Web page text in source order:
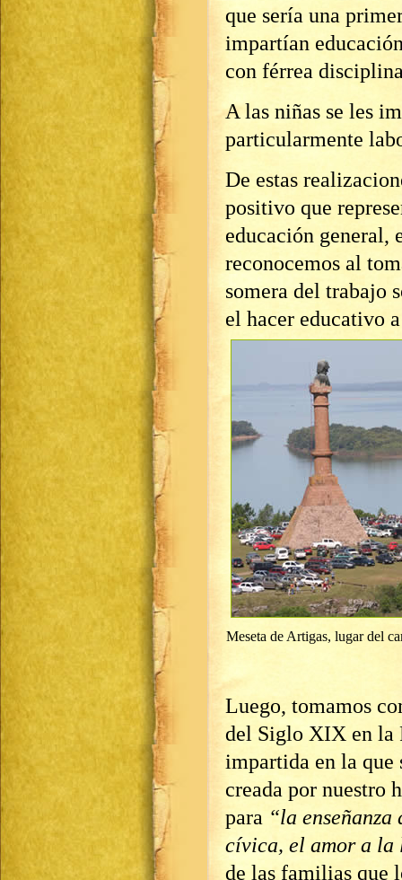
que sería una
impartían
con férrea
A las niñas se les
particularmente
De estas
positivo que
educación general,
reconocemos al
somera del trabajo
el hacer educativo
Meseta de Artigas, lugar del
Luego, tomamos
del Siglo XIX en la
impartida en la que
creada por nuestro
para “la
cívica, el amor a
de las familias que